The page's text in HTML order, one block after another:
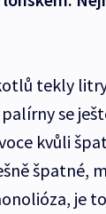
tekly
se
kvůli
špatné,
je